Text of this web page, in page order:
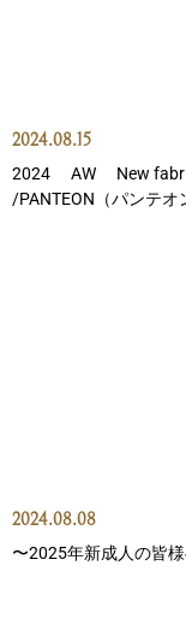
2024.08.15
2024 AW New fabric
/PANTEON（パンテオ
2024.08.08
〜2025年新成人の皆